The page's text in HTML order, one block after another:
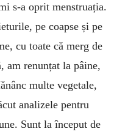
s-a oprit menstruația.
pe coapse și pe
cu toate că merg de
am renun­țat la pâine,
multe vege­tale,
analizele pentru
Sunt la început de